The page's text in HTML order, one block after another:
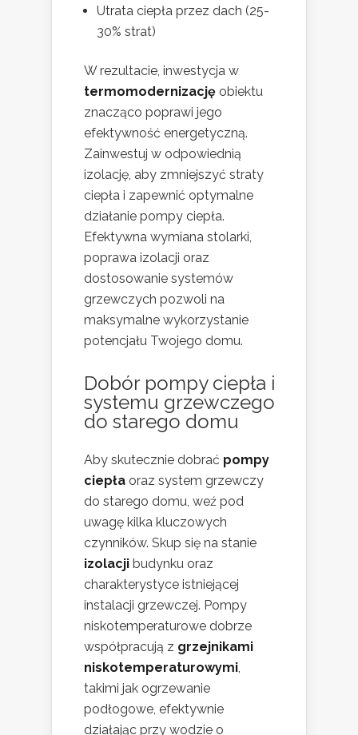
Utrata ciepła przez dach (25-
30% strat)
W rezultacie, inwestycja w
termomodernizację obiektu
znacząco poprawi jego
efektywność energetyczną.
Zainwestuj w odpowiednią
izolację, aby zmniejszyć straty
ciepła i zapewnić optymalne
działanie pompy ciepła.
Efektywna wymiana stolarki,
poprawa izolacji oraz
dostosowanie systemów
grzewczych pozwoli na
maksymalne wykorzystanie
potencjału Twojego domu.
Dobór pompy ciepła i
systemu grzewczego
do starego domu
Aby skutecznie dobrać pompy
ciepła oraz system grzewczy
do starego domu, weź pod
uwagę kilka kluczowych
czynników. Skup się na stanie
izolacji budynku oraz
charakterystyce istniejącej
instalacji grzewczej. Pompy
niskotemperaturowe dobrze
współpracują z grzejnikami
niskotemperaturowymi
takimi jak ogrzewanie
podłogowe, efektywnie
działając przy wodzie o